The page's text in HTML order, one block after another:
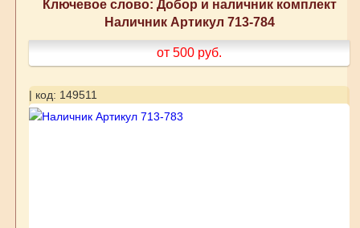
Ключевое слово: Добор и наличник комплект
Наличник Артикул 713-784
от 500 руб.
| код: 149511